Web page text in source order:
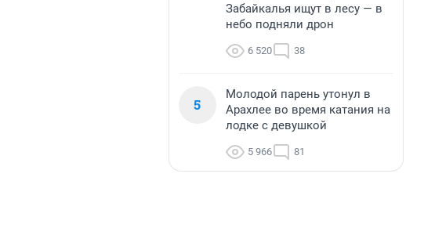
Забайкалья ищут в лесу — в
небо подняли дрон
6 520 38
5
Молодой парень утонул в
Арахлее во время катания на
лодке с девушкой
5 966 81